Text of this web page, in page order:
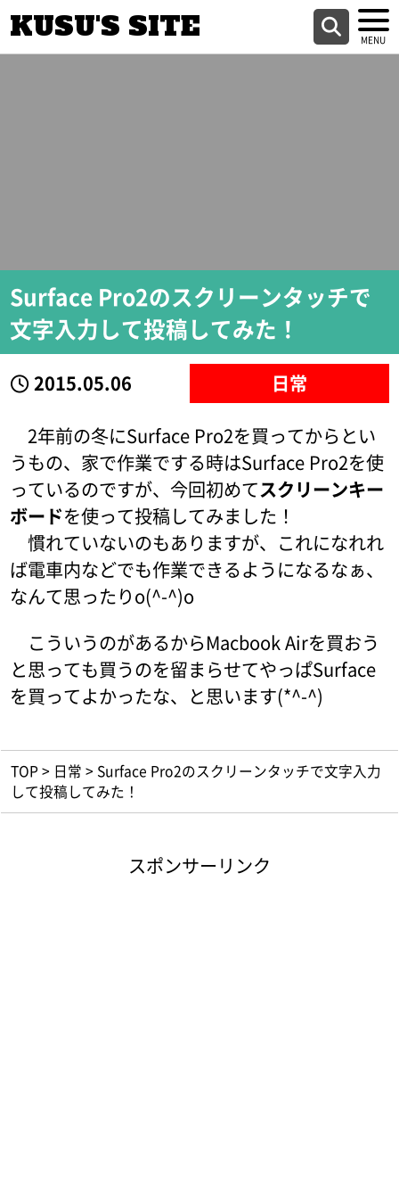
KUSU'S SITE
Surface Pro2のスクリーンタッチで
文字入力して投稿してみた！
2015.05.06 日常
2年前の冬にSurface Pro2を買ってからとい
うもの、家で作業でする時はSurface Pro2を使
っているのですが、今回初めてスクリーンキー
ボードを使って投稿してみました！
慣れていないのもありますが、これになれれ
ば電車内などでも作業できるようになるなぁ、
なんて思ったりo(^-^)o
こういうのがあるからMacbook Airを買おう
と思っても買うのを留まらせてやっぱSurface
を買ってよかったな、と思います(*^-^)
TOP > 日常 > Surface Pro2のスクリーンタッチで文字入力
して投稿してみた！
スポンサーリンク